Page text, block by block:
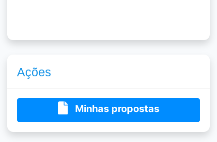
Ações
Minhas propostas